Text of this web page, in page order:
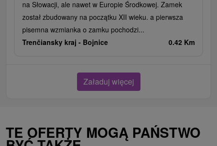
na Słowacji, ale nawet w Europie Środkowej. Zamek
został zbudowany na początku XII wieku. a pierwsza
pisemna wzmianka o zamku pochodzi...
Trenčiansky kraj - Bojnice 0.42 Km
Załaduj więcej
TE OFERTY MOGĄ PAŃSTWO